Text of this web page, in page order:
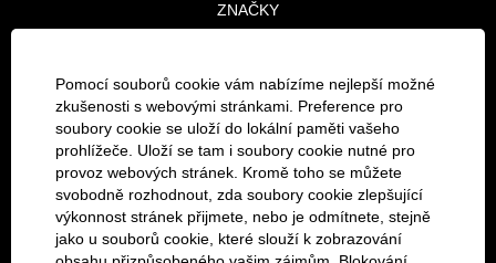
Pomocí souborů cookie vám nabízíme nejlepší možné
zkušenosti s webovými stránkami. Preference pro
soubory cookie se uloží do lokální paměti vašeho
prohlížeče. Uloží se tam i soubory cookie nutné pro
provoz webových stránek. Kromě toho se můžete
svobodně rozhodnout, zda soubory cookie zlepšující
výkonnost stránek přijmete, nebo je odmítnete, stejně
jako u souborů cookie, které slouží k zobrazování
ZNAČKY
OBCHODNÍ OBLASTI
E-COMMERCE
KARIÉRA
OTEVŘENÉ POZICE
RECRUITING
KULTURA